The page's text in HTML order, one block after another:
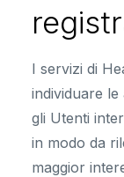
I servizi di
individuare
gli Utenti
in modo da
maggior